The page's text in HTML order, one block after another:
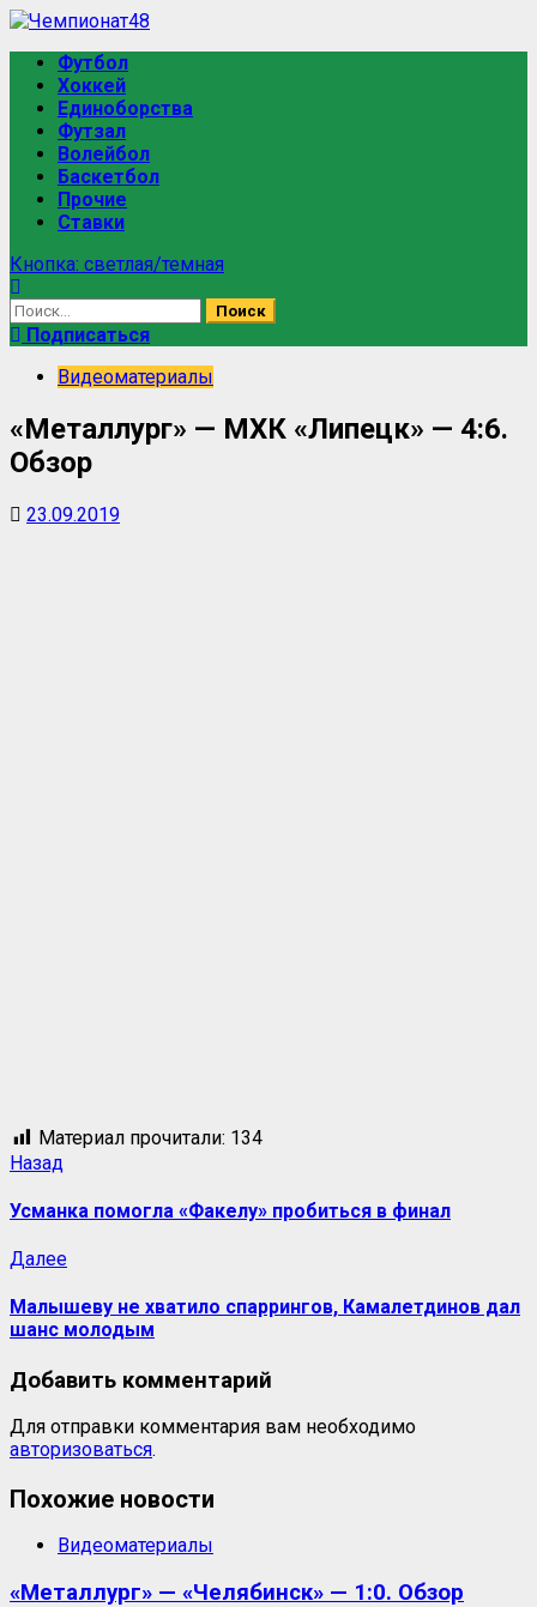
Футбол
Хоккей
Единоборства
Футзал
Волейбол
Баскетбол
Прочие
Ставки
Кнопка: светлая/темная
Подписаться
Видеоматериалы
«Металлург» — МХК «Липецк» — 4:6.
Обзор
23.09.2019
Материал прочитали: 134
Назад
Усманка помогла «Факелу» пробиться в финал
Далее
Малышеву не хватило спаррингов, Камалетдинов дал
шанс молодым
Добавить комментарий
Для отправки комментария вам необходимо
авторизоваться.
Похожие новости
Видеоматериалы
«Металлург» — «Челябинск» — 1:0. Обзор